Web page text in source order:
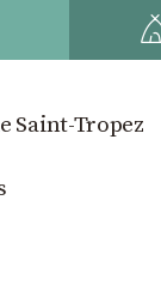
Saint-Tropez